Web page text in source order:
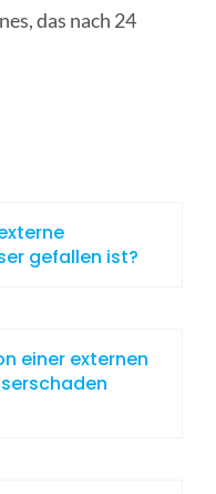
das nach 24
gefallen ist?
einer externen